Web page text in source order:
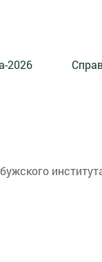
2026